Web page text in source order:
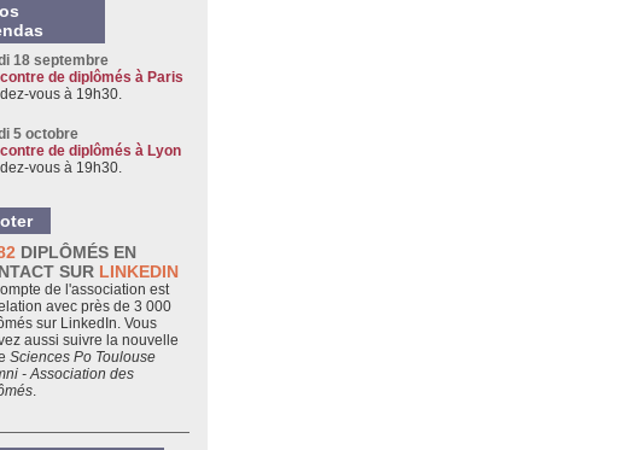
18 septembre
de diplômés à Paris
vous à 19h30.
5 octobre
de diplômés à Lyon
vous à 19h30.
DIPLÔMÉS EN
SUR LINKEDIN
de l'association est
avec près de 3 000
sur LinkedIn. Vous
aussi suivre la nouvelle
Sciences Po Toulouse
- Association des
.